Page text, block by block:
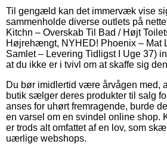
Til gengæld kan det immervæk vise
sammenholde diverse outlets på
Kitchn – Overskab Til Bad / Højt
Højrehængt, NYHED! Phoenix – Mat
Samlet – Levering Tidligst I Uge 37)
at du ikke er i tvivl om at skaffe sig
Du bør imidlertid være årvågen med,
butik sælger deres produkter til salg
anses for uhørt fremragende, burde
en varsel om en svindel online shop.
er trods alt omfattet af en lov, som
uærlige webshops.